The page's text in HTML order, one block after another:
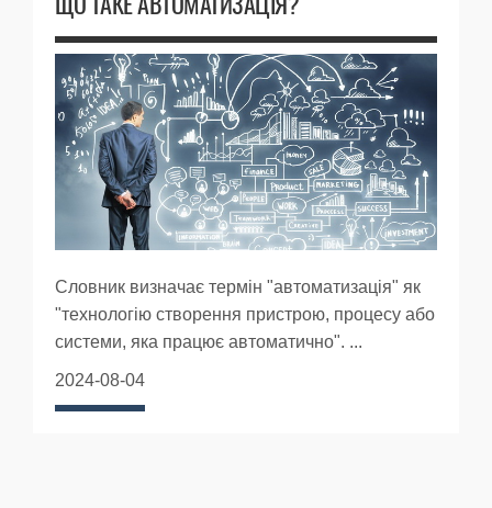
Словник визначає термін "автоматизація" як
"технологію створення пристрою, процесу або
системи, яка працює автоматично". ...
2024-08-04